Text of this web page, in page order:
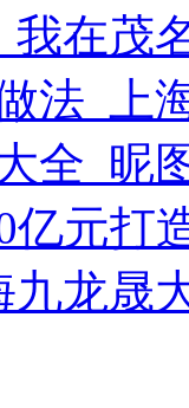
我在茂
法_上
全_昵
亿元打
九龙晟